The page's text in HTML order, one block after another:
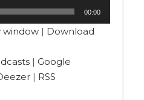
00:00
window| Download
| Google
| RSS